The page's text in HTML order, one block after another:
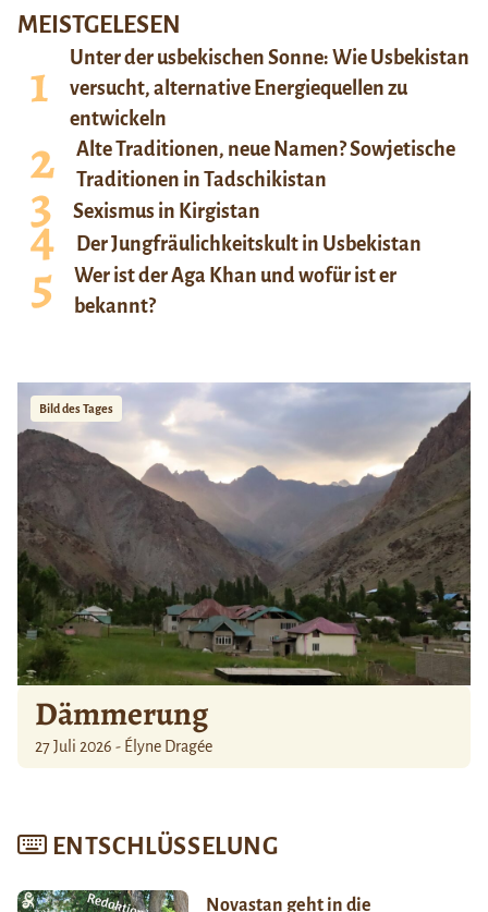
MEISTGELESEN
Unter der usbekischen Sonne: Wie Usbekistan
versucht, alternative Energiequellen zu
entwickeln
Alte Traditionen, neue Namen? Sowjetische
Traditionen in Tadschikistan
Sexismus in Kirgistan
Der Jungfräulichkeitskult in Usbekistan
Wer ist der Aga Khan und wofür ist er
bekannt?
Bild des Tages
Dämmerung
27 Juli 2026 - Élyne Dragée
ENTSCHLÜSSELUNG
Novastan geht in die